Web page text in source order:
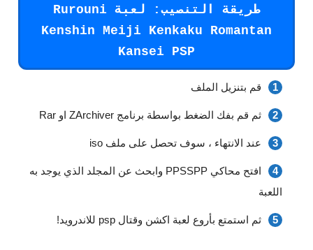
طريقة التنصيب: لعبة Rurouni
Kenshin Meiji Kenkaku Romantan
Kansei PSP
قم بتنزيل الملف
ثم قم بفك الضغط بواسطة برنامج ZArchiver او Rar
عند الانتهاء ، سوف تحصل على ملف iso
افتح محاكي PPSSPP وابحث عن المجلد الذي يوجد به
اللعبة
ثم استمتع بأروع لعبة اكشن وقتال psp للاندرويد!